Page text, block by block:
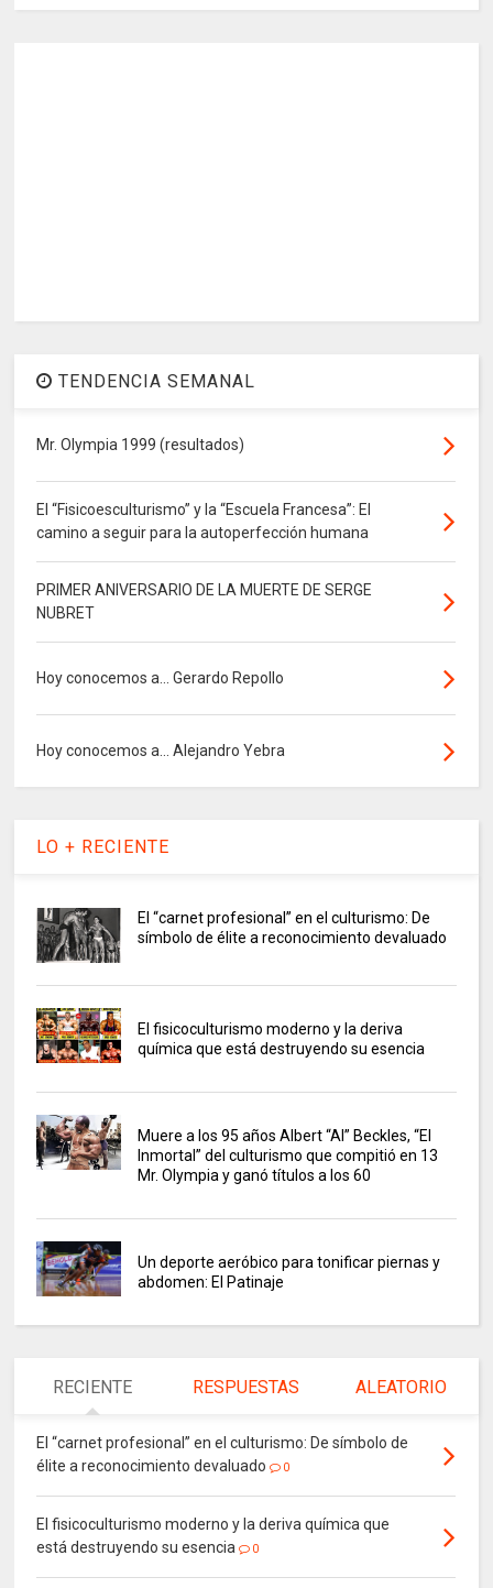
TENDENCIA SEMANAL
Mr. Olympia 1999 (resultados)
El “Fisicoesculturismo” y la “Escuela Francesa”: El
camino a seguir para la autoperfección humana
PRIMER ANIVERSARIO DE LA MUERTE DE SERGE
NUBRET
Hoy conocemos a... Gerardo Repollo
Hoy conocemos a... Alejandro Yebra
LO + RECIENTE
El “carnet profesional” en el culturismo: De
símbolo de élite a reconocimiento devaluado
El fisicoculturismo moderno y la deriva
química que está destruyendo su esencia
Muere a los 95 años Albert “Al” Beckles, “El
Inmortal” del culturismo que compitió en 13
Mr. Olympia y ganó títulos a los 60
Un deporte aeróbico para tonificar piernas y
abdomen: El Patinaje
RECIENTE RESPUESTAS ALEATORIO
El “carnet profesional” en el culturismo: De símbolo de
élite a reconocimiento devaluado
0
El fisicoculturismo moderno y la deriva química que
está destruyendo su esencia
0